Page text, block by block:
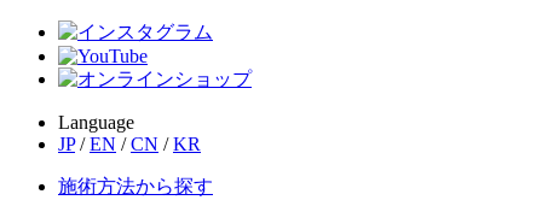
Language
JP / EN / CN / KR
施術方法から探す